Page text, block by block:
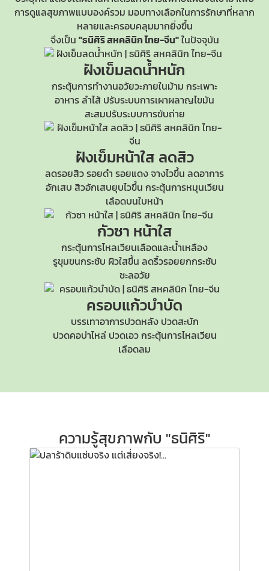
การดูแลสุขภาพแบบองค์รวม มอบทางเลือกในการรักษาที่หลาก
หลายและครอบคลุมมากยิ่งขึ้น
จึงเป็น "ธนิศิริ สหคลินิก ไทย-จีน"ในปัจจุบัน
ฝังเข็มลดน้ำหนัก
กระตุ้นการทำงานอวัยวะภายในม้าม กระเพาะ
อาหาร ลำไส้ ปรับระบบการเผาผลาญไขมัน
สะสมปรับระบบการขับถ่าย
ฝังเข็มหน้าใส ลดสิว
ลดรอยสิว รอยดำ รอยแดง จางไวขึ้น ลดอาการ
อักเสบ สิวอักเสบยุบไวขึ้น กระตุ้นการหมุนเวียน
เลือดบนใบหน้า
กัวซา หน้าใส
กระตุ้นการไหลเวียนเลือดและน้ำเหลือง
รูขุมขนกระชับ ผิวใสขึ้น ลดริ้วรอยยกกระชับ
ชะลอวัย
ครอบแก้วบำบัด
บรรเทาอาการปวดหลัง ปวดสะบัก
ปวดคอบ่าไหล่ ปวดเอว กระตุ้นการไหลเวียน
เลือดลม
ความรู้สุขภาพกับ "ธนิศิริ"